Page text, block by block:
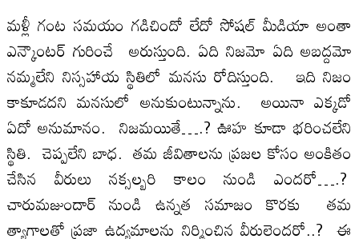
మళ్లీ గంట సమయం గడిచిందో లేదో సోషల్ మీడియా అంతా
ఎన్కౌంటర్ గురించే అరుస్తుంది. ఏది నిజమో ఏది అబద్దమో
నమ్మలేని నిస్సహాయ స్థితిలో మనసు రోదిస్తుంది. ఇది నిజం
కాకూడదని మనసులో అనుకుంటున్నాను. అయినా ఎక్కడో
ఏదో అనుమానం. నిజమయితే….? ఊహ కూడా భరించలేని
స్థితి. చెప్పలేని బాధ. తమ జీవితాలను ప్రజల కోసం అంకితం
చేసిన వీరులు నక్సల్బరి కాలం నుండి ఎందరో….?
చారుమజుందార్ నుండి ఉన్నత సమాజం కొరకు తమ
త్యాగాలతో ప్రజా ఉద్యమాలను నిర్మించిన వీరులెందరో..? ఈ